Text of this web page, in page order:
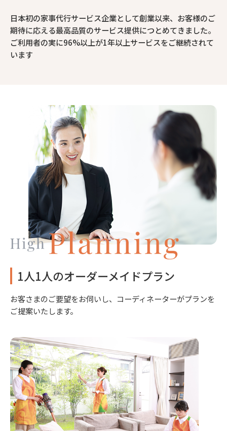
日本初の家事代行サービス企業として創業以来、お客様のご
期待に応える最高品質のサービス提供につとめてきました。
ご利用者の実に96%以上が1年以上サービスをご継続されて
います
1人1人のオーダーメイドプラン
お客さまのご要望をお伺いし、コーディネーターがプランを
ご提案いたします。